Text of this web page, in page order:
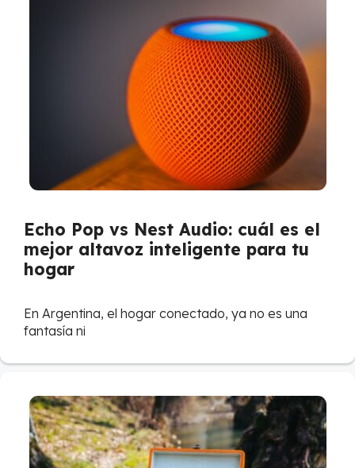
Echo Pop vs Nest Audio: cuál es el
mejor altavoz inteligente para tu
hogar
En Argentina, el hogar conectado, ya no es una
fantasía ni